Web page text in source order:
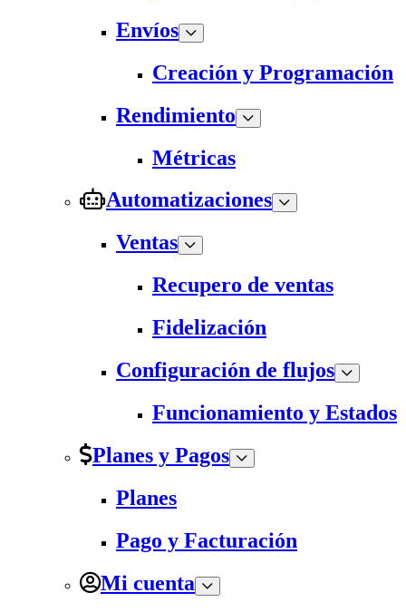
Envíos
Creación y Programación
Rendimiento
Métricas
Automatizaciones
Ventas
Recupero de ventas
Fidelización
Configuración de flujos
Funcionamiento y Estados
Planes y Pagos
Planes
Pago y Facturación
Mi cuenta